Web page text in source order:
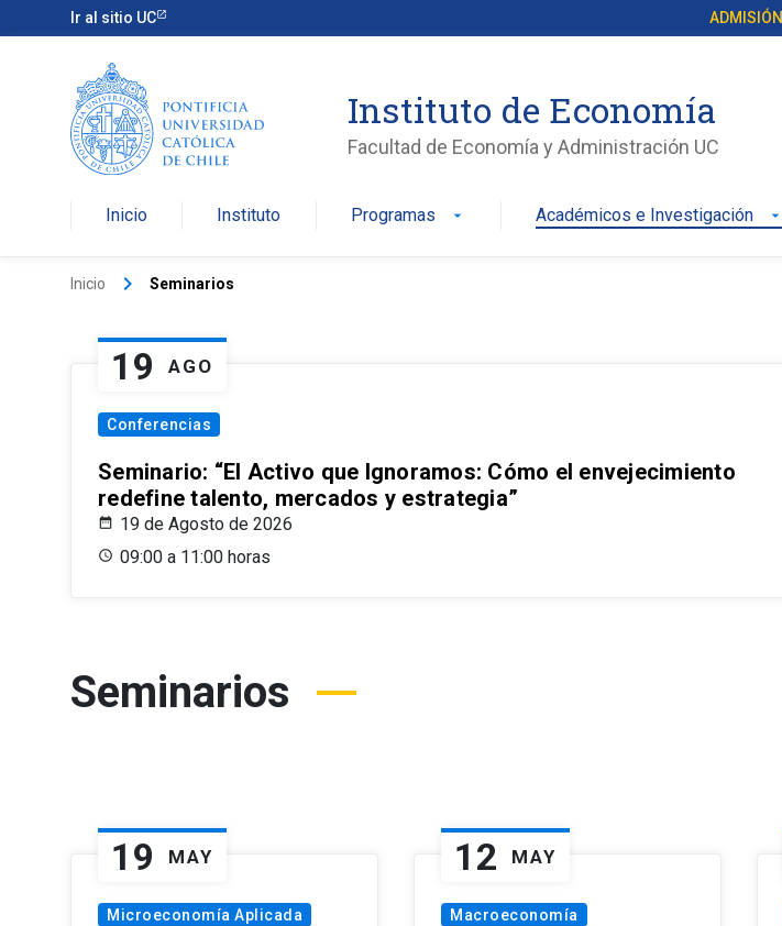
Ir al sitio UC ADMISIÓN
Instituto de Economía
Facultad de Economía y Administración UC
Inicio Instituto Programas arrow_drop_down Académicos e Investigación arrow_drop_down
Inicio keyboard_arrow_right Seminarios
19 AGO
Conferencias
Seminario: “El Activo que Ignoramos: Cómo el envejecimiento
redefine talento, mercados y estrategia”
19 de Agosto de 2026
09:00 a 11:00 horas
Seminarios
19 MAY
Microeconomía Aplicada
12 MAY
Macroeconomía